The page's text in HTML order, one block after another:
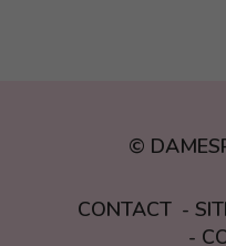
©
CONTACT